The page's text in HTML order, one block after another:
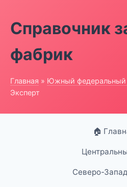
Справочник
фабрик
Главная » Южный федеральный
Эксперт
🏠
Северо-